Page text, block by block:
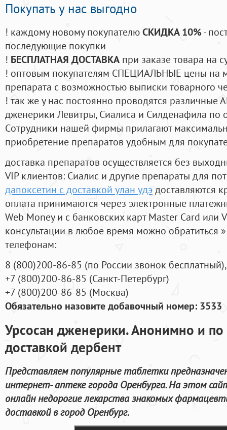
Покупать у нас выгодно
! каждому новому покупателюСКИДКА 10%-
последующие покупки
! БЕСПЛАТНАЯ ДОСТАВКА при заказе товара на
! оптовым покупателям СПЕЦИАЛЬНЫЕ цены на
препарата с возможностью выписки товарного
! так же у нас постоянно проводятся
дженерики Левитры, Сиалиса и Силденафила по
Cотрудники нашей фирмы прилагают
приобретение препаратов удобным для
доставка препаратов осуществляется без
VIP клиентов: Сиалис и другие препараты для
дапоксетин с доставкой улан удэдоставляются
оплата принимаются через электронные
Web Money и с банковских карт Master Card или
консультации в любое время можно обратиться
телефонам:
8 (800)200-86-85 (по России звонок бесплатный),
+7 (800)200-86-85 (Санкт-Петербург)
+7 (800)200-86-85 (Москва)
Обязательно назовите добавочный номер: 3533
Урсосан дженерики. Анонимно и по
доставкой дербент
Представляем популярные таблетки
интернет- аптеке города Оренбурга. На этом
онлайн недорогие лекарства знакомых
доставкой в город Оренбург.